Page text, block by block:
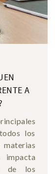
A
los
impacta
de los